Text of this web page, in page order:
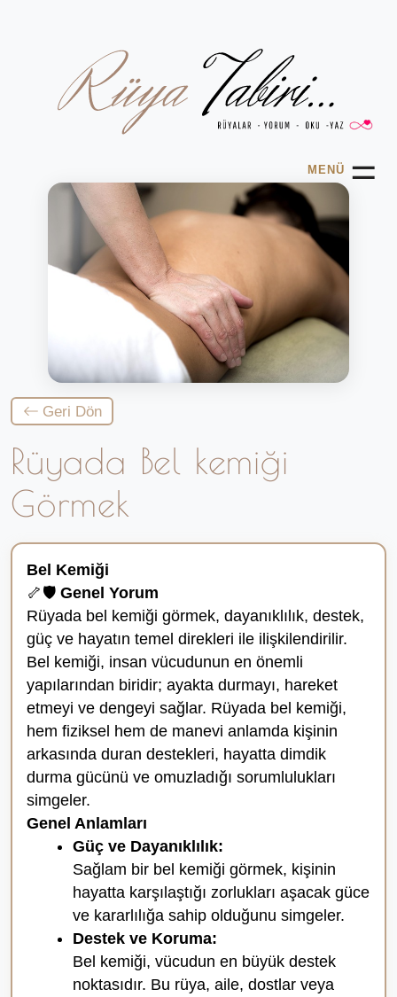
MENÜ ☰
Geri Dön
Rüyada Bel kemiği
Görmek
Bel Kemiği
🦴🛡️ Genel Yorum
Rüyada bel kemiği görmek, dayanıklılık, destek,
güç ve hayatın temel direkleri ile ilişkilendirilir.
Bel kemiği, insan vücudunun en önemli
yapılarından biridir; ayakta durmayı, hareket
etmeyi ve dengeyi sağlar. Rüyada bel kemiği,
hem fiziksel hem de manevi anlamda kişinin
arkasında duran destekleri, hayatta dimdik
durma gücünü ve omuzladığı sorumlulukları
simgeler.
Genel Anlamları
Güç ve Dayanıklılık:
Sağlam bir bel kemiği görmek, kişinin
hayatta karşılaştığı zorlukları aşacak güce
ve kararlılığa sahip olduğunu simgeler.
Destek ve Koruma:
Bel kemiği, vücudun en büyük destek
noktasıdır. Bu rüya, aile, dostlar veya